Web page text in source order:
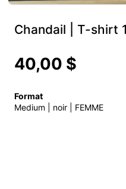
Chandail | T-shirt
40,00 $
Format
Medium | noir | FEMME